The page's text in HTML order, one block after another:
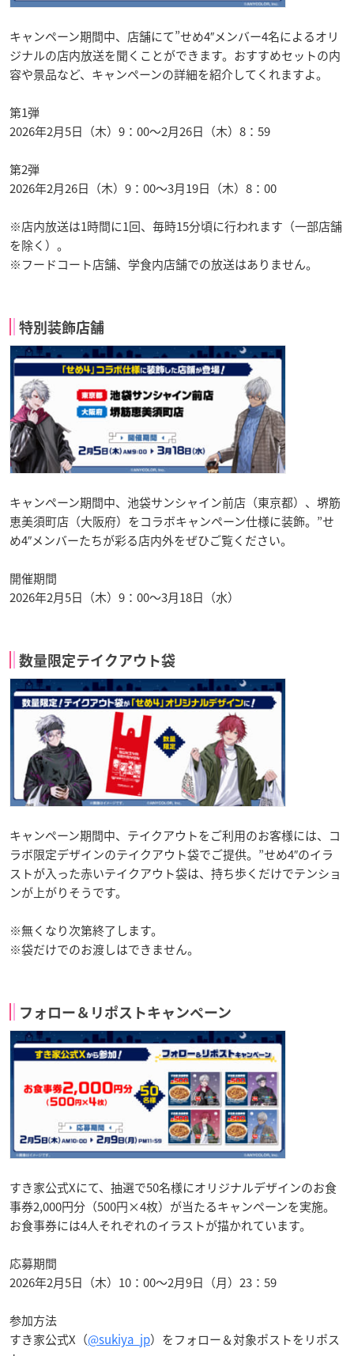
キャンペーン期間中、店舗にて”せめ4″メンバー4名によるオリ
ジナルの店内放送を聞くことができます。おすすめセットの内
容や景品など、キャンペーンの詳細を紹介してくれますよ。
第1弾
2026年2月5日（木）9：00～2月26日（木）8：59
第2弾
2026年2月26日（木）9：00～3月19日（木）8：00
※店内放送は1時間に1回、毎時15分頃に行われます（一部店舗
を除く）。
※フードコート店舗、学食内店舗での放送はありません。
特別装飾店舗
キャンペーン期間中、池袋サンシャイン前店（東京都）、堺筋
恵美須町店（大阪府）をコラボキャンペーン仕様に装飾。”せ
め4″メンバーたちが彩る店内外をぜひご覧ください。
開催期間
2026年2月5日（木）9：00～3月18日（水）
数量限定テイクアウト袋
キャンペーン期間中、テイクアウトをご利用のお客様には、コ
ラボ限定デザインのテイクアウト袋でご提供。”せめ4″のイラ
ストが入った赤いテイクアウト袋は、持ち歩くだけでテンショ
ンが上がりそうです。
※無くなり次第終了します。
※袋だけでのお渡しはできません。
フォロー＆リポストキャンペーン
すき家公式Xにて、抽選で50名様にオリジナルデザインのお食
事券2,000円分（500円×4枚）が当たるキャンペーンを実施。
お食事券には4人それぞれのイラストが描かれています。
応募期間
2026年2月5日（木）10：00～2月9日（月）23：59
参加方法
すき家公式X（@sukiya_jp）をフォロー＆対象ポストをリポス